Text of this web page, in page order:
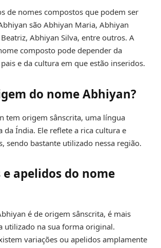
de nomes compostos que podem ser
são Abhiyan Maria, Abhiyan
Abhiyan Silva, entre outros. A
composto pode depender da
e da cultura em que estão inseridos.
do nome Abhiyan?
tem origem sânscrita, uma língua
da Índia. Ele reflete a rica cultura e
sendo bastante utilizado nessa região.
apelidos do nome
é de origem sânscrita, é mais
utilizado na sua forma original.
variações ou apelidos amplamente